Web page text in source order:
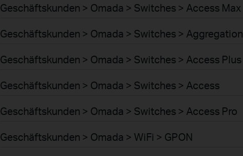
Geschäftskunden > Omada > Switches > Access Max
Geschäftskunden > Omada > Switches > Aggregation
Geschäftskunden > Omada > Switches > Access Plus
Geschäftskunden > Omada > Switches > Access
Geschäftskunden > Omada > Switches > Access Pro
Geschäftskunden > Omada > WiFi > GPON